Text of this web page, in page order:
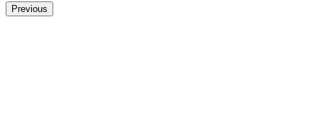
Previous